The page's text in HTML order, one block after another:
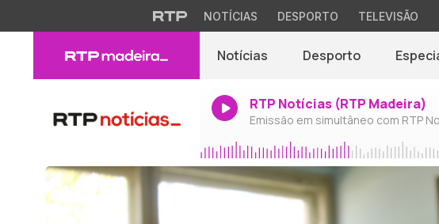
NOTÍCIAS DESPORTO TELEVISÃO
Notícias Desporto
RTP Notícias (RTP Madeira)
Emissão em simultâneo com RTP